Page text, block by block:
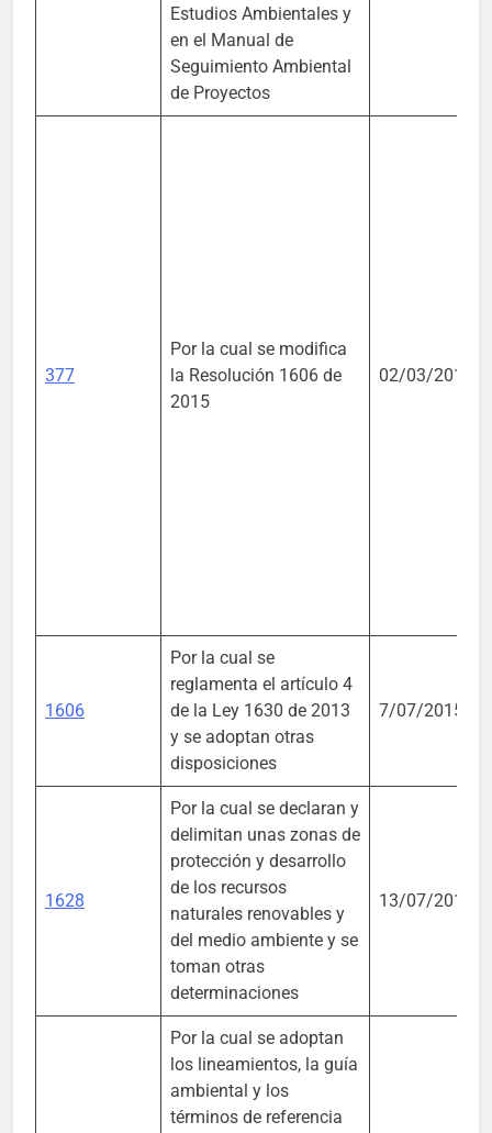
Estudios Ambientales y
en el Manual de
Seguimiento Ambiental
de Proyectos
377
Por la cual se modifica
la Resolución 1606 de
2015
02/03/2016
1606
Por la cual se
reglamenta el artículo 4
de la Ley 1630 de 2013
y se adoptan otras
disposiciones
7/07/2015
1628
Por la cual se declaran y
delimitan unas zonas de
protección y desarrollo
de los recursos
naturales renovables y
del medio ambiente y se
toman otras
determinaciones
13/07/2015
Por la cual se adoptan
los lineamientos, la guía
ambiental y los
términos de referencia